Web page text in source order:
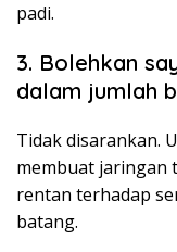
padi.
3. Bolehkan
dalam jumlah
Tidak disarankan.
membuat jaringan
rentan terhadap
batang.